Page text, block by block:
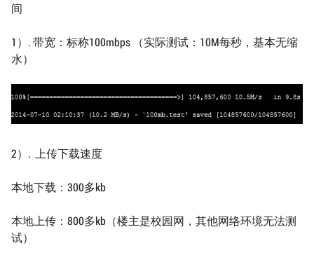
间
1）. 带宽：标称100mbps （实际测试：10M每秒，基本无缩
水）
2）. 上传下载速度
本地下载：300多kb
本地上传：800多kb（楼主是校园网，其他网络环境无法测
试）